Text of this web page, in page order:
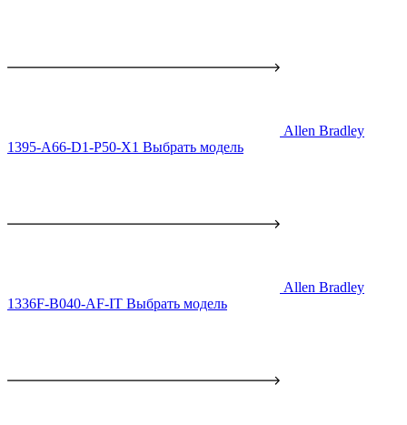
Allen Bradley
1395-A66-D1-P50-X1 Выбрать модель
Allen Bradley
1336F-B040-AF-IT Выбрать модель